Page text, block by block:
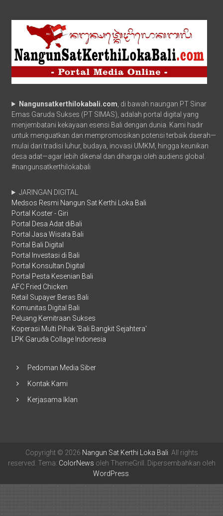
Nangunsatkerthilokabali.com , di bawah naungan PT Sinar
Emas Garuda Sukses (PT SIMAS), adalah portal digital yang
menjembatani kekayaan esensi Bali dengan dunia. Kami hadir
untuk menguatkan dan mempromosikan potensi terbaik daerah—
mulai dari tradisi luhur, budaya, inovasi UMKM, hingga keunikan
desa adat—agar lebih dikenal dan dihargai oleh audiens global.
#nangunsatkerthilokabali
JARINGAN DIGITAL
Medsos Resmi Nangun Sat Kerthi Loka Bali
Portal Koster - Giri
Portal Desa Adat diBali
Portal Jasa Wisata Bali
Portal Bali Digital
Portal Investasi di Bali
Portal Konsultan Digital
Portal Pesta Kesenian Bali
AFC Fried Chicken
Retail Supayer Beras Bali
Komunitas Digital Bali
Peluang Kemitraan Sukses
Koperasi Multi Pihak 'Bali Bangkit Sejahtera'
LPK Garuda Collage Indonesia
Pedoman Media Siber
Kontak Kami
Kerjasama Iklan
Copyright © 2026 Nangun Sat Kerthi Loka Bali . All rights
reserved. Tema: ColorNews oleh ThemeGrill. Dipersembahkan oleh
WordPress